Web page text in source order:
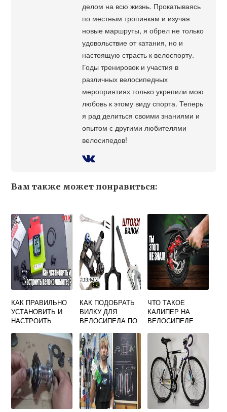
делом на всю жизнь. Прокатываясь
по местным тропинкам и изучая
новые маршруты, я обрел не только
удовольствие от катания, но и
настоящую страсть к велоспорту.
Годы тренировок и участия в
различных велосипедных
мероприятиях только укрепили мою
любовь к этому виду спорта. Теперь
я рад делиться своими знаниями и
опытом с другими любителями
велосипедов!
Вам также может понравиться:
КАК ПРАВИЛЬНО
УСТАНОВИТЬ И
НАСТРОИТЬ
Р
КАК ПОДОБРАТЬ
ВИЛКУ ДЛЯ
ВЕЛОСИПЕДА ПО
ЧТО ТАКОЕ
КАЛИПЕР НА
ВЕЛОСИПЕДЕ